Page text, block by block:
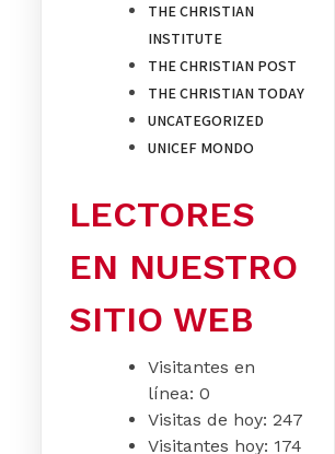
THE CHRISTIAN
INSTITUTE
THE CHRISTIAN POST
THE CHRISTIAN TODAY
UNCATEGORIZED
UNICEF MONDO
LECTORES
EN NUESTRO
SITIO WEB
Visitantes en
línea:0
Visitas de hoy:247
Visitantes hoy: 174